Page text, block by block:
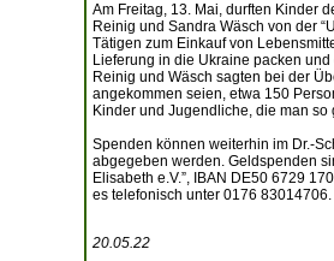
Am Freitag, 13. Mai, durften Kinder
Reinig und Sandra Wäsch von der
Tätigen zum Einkauf von
Lieferung in die Ukraine packen
Reinig und Wäsch sagten bei der
angekommen seien, etwa 150
Kinder und Jugendliche, die man
Spenden können weiterhin im Dr.-
abgegeben werden. Geldspenden
Elisabeth e.V.”, IBAN DE50 6729
es telefonisch unter 0176 83014706.
20.05.22